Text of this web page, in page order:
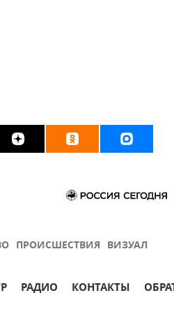
ПРОИСШЕСТВИЯ ВИЗУАЛ
РАДИО КОНТАКТЫ